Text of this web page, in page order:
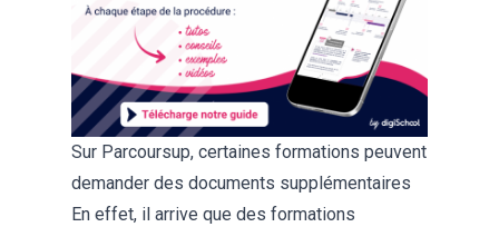
Sur Parcoursup, certaines formations peuvent
demander des documents supplémentaires
En effet, il arrive que des formations